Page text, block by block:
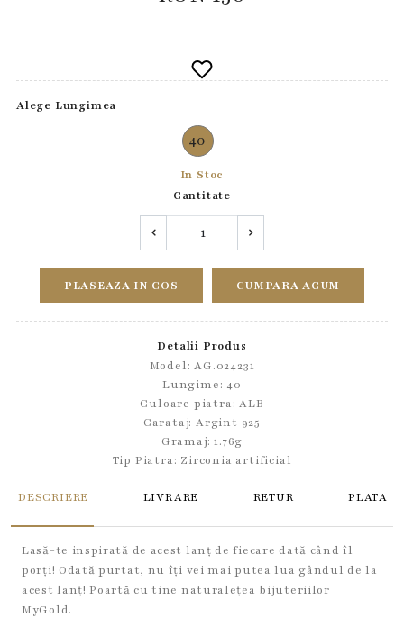
Alege Lungimea
40
In Stoc
Cantitate
PLASEAZA IN COS CUMPARA ACUM
Detalii Produs
Model: AG.024231
Lungime: 40
Culoare piatra: ALB
Carataj: Argint 925
Gramaj: 1.76g
Tip Piatra: Zirconia artificial
DESCRIERE LIVRARE RETUR PLATA
Lasă-te inspirată de acest lanț de fiecare dată când îl
porți! Odată purtat, nu îți vei mai putea lua gândul de la
acest lanț! Poartă cu tine naturalețea bijuteriilor
MyGold.